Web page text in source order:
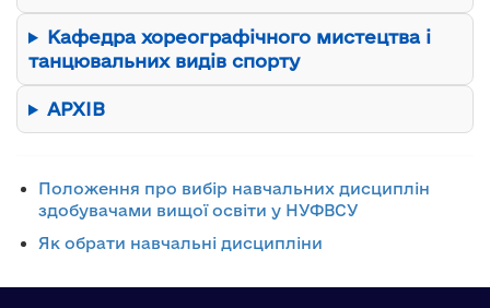
Кафедра хореографічного мистецтва і
танцювальних видів спорту
АРХІВ
Положення про вибір навчальних дисциплін
здобувачами вищої освіти у НУФВСУ
Як обрати навчальні дисципліни